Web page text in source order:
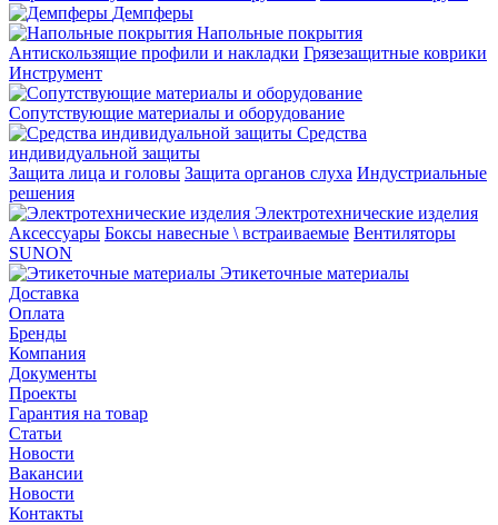
Демпферы
Напольные покрытия
Aнтискользящие профили и накладки Грязезащитные коврики
Инструмент
Сопутствующие материалы и оборудование
Средства
индивидуальной защиты
Защита лица и головы Защита органов слуха Индустриальные
решения
Электротехнические изделия
Аксессуары Боксы навесные \ встраиваемые Вентиляторы
SUNON
Этикеточные материалы
Доставка
Оплата
Бренды
Компания
Документы
Проекты
Гарантия на товар
Статьи
Новости
Вакансии
Новости
Контакты